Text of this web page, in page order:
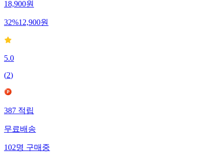
18,900원
32%12,900원
5.0
(2)
387적립
무료배송
102명구매중